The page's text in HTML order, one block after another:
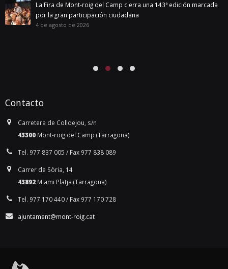
La Fira de Mont-roig del Camp cierra una 143ª edición marcada
por la gran participación ciudadana
4 de agosto de 2026
Contacto
Carretera de Colldejou, s/n
43300 Mont-roig del Camp (Tarragona)
Tel. 977 837 005 / Fax 977 838 089
Carrer de Sòria, 14
43892 Miami Platja (Tarragona)
Tel. 977 170 440 / Fax 977 170 728
ajuntament@mont-roig.cat